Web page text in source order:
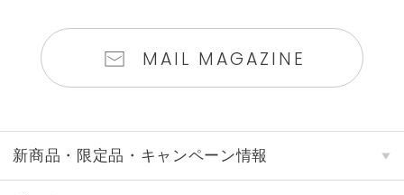
MAIL MAGAZINE
新商品・限定品・キャンペーン情報